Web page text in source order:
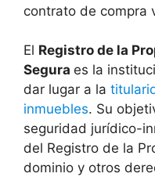
contrato de compra
El Registro de la
Segura es la
dar lugar a la
inmuebles. Su
seguridad jurídico-
del Registro de la
dominio y otros